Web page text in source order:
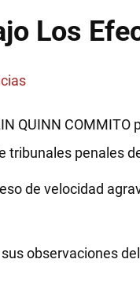
Los
QUINN
penales
de velocidad
observaciones